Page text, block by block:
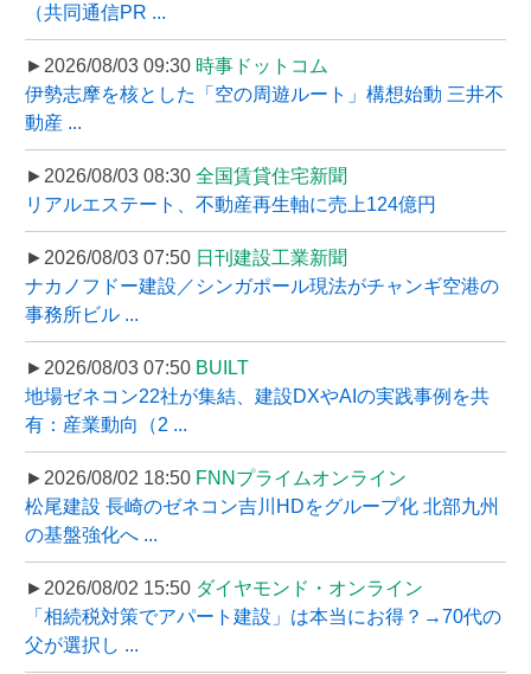
（共同通信PR ...
►2026/08/03 09:30 時事ドットコム
伊勢志摩を核とした「空の周遊ルート」構想始動 三井不
動産 ...
►2026/08/03 08:30 全国賃貸住宅新聞
リアルエステート、不動産再生軸に売上124億円
►2026/08/03 07:50 日刊建設工業新聞
ナカノフドー建設／シンガポール現法がチャンギ空港の
事務所ビル ...
►2026/08/03 07:50 BUILT
地場ゼネコン22社が集結、建設DXやAIの実践事例を共
有：産業動向（2 ...
►2026/08/02 18:50 FNNプライムオンライン
松尾建設 長崎のゼネコン吉川HDをグループ化 北部九州
の基盤強化へ ...
►2026/08/02 15:50 ダイヤモンド・オンライン
「相続税対策でアパート建設」は本当にお得？→70代の
父が選択し ...